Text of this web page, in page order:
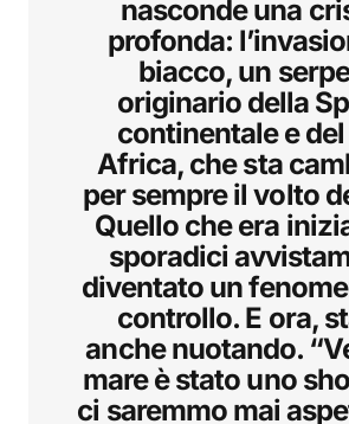
nasconde una
profonda:
biacco, un
originario della
continentale e
Africa, che sta
per sempre il volto
Quello che era
sporadici
diventato un
controllo. E ora,
anche nuotando.
mare è stato uno
ci saremmo mai